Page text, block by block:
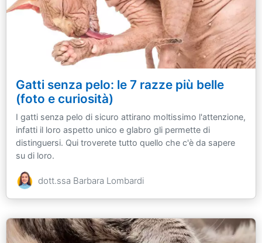
Gatti senza pelo: le 7 razze più belle
(foto e curiosità)
I gatti senza pelo di sicuro attirano moltissimo l'attenzione,
infatti il loro aspetto unico e glabro gli permette di
distinguersi. Qui troverete tutto quello che c'è da sapere
su di loro.
dott.ssa Barbara Lombardi